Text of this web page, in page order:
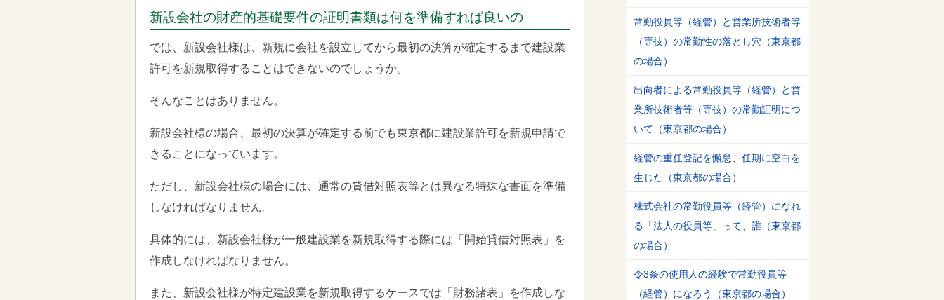
新設会社の財産的基礎要件の証明書類は何を準備すれば良いの
では、新設会社様は、新規に会社を設立してから最初の決算が確定するまで建設業
許可を新規取得することはできないのでしょうか。
そんなことはありません。
新設会社様の場合、最初の決算が確定する前でも東京都に建設業許可を新規申請で
きることになっています。
ただし、新設会社様の場合には、通常の貸借対照表等とは異なる特殊な書面を準備
しなければなりません。
具体的には、新設会社様が一般建設業を新規取得する際には「開始貸借対照表」を
作成しなければなりません。
また、新設会社様が特定建設業を新規取得するケースでは「財務諸表」を作成しな
常勤役員等（経管）と営業所技術者等
（専技）の常勤性の落とし穴（東京都
の場合）
出向者による常勤役員等（経管）と営
業所技術者等（専技）の常勤証明につ
いて（東京都の場合）
経管の重任登記を懈怠、任期に空白を
生じた（東京都の場合）
株式会社の常勤役員等（経管）になれ
る「法人の役員等」って、誰（東京都
の場合）
令3条の使用人の経験で常勤役員等
（経管）になろう（東京都の場合）